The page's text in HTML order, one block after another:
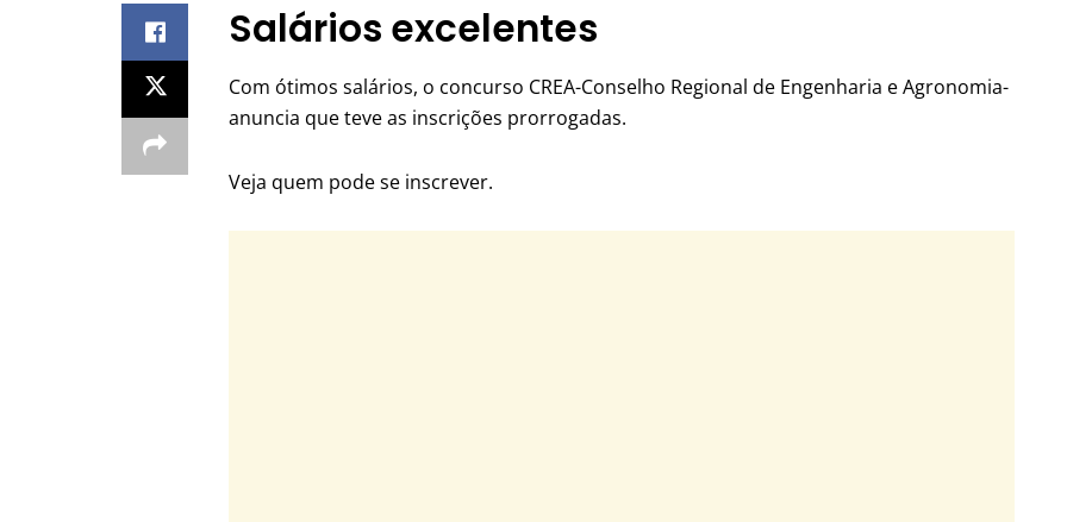
Salários excelentes
Com ótimos salários, o concurso CREA-Conselho Regional de Engenharia e Agronomia-
anuncia que teve as inscrições prorrogadas.
Veja quem pode se inscrever.